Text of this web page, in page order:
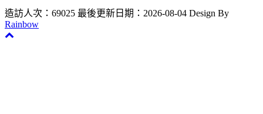
造訪人次：69025 最後更新日期：2026-08-04 Design By
Rainbow